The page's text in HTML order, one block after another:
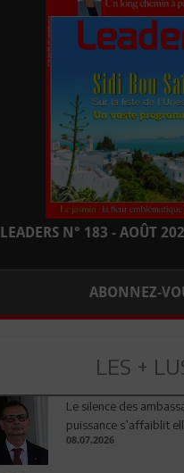
LEADERS N° 183 - AOÛT
ABONNEZ-
LES +
Le silence des
puissance s’affaiblit
08.07.2026